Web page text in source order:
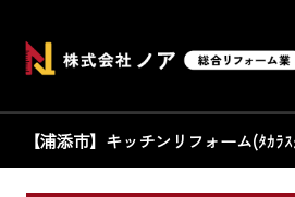
【浦添市】キッチンリフォーム(ﾀｶﾗ